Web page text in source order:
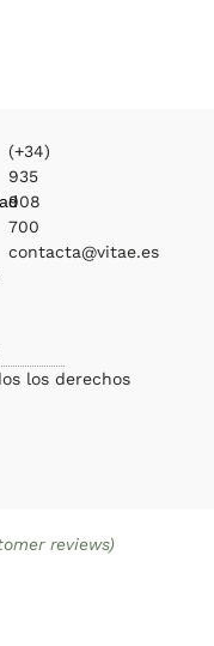
(+34)
935
908
700
contacta@vitae.es
los derechos
reviews)